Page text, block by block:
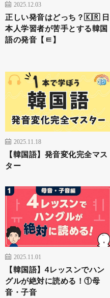
2025.12.03
正しい発音はどっち？🇰🇷 日
本人学習者が苦手とする韓国
語の発音【ㅌ】
2025.11.18
【韓国語】発音変化完全マス
ター
2025.11.01
【韓国語】4レッスンでハン
グルが絶対に読める！①母
音・子音